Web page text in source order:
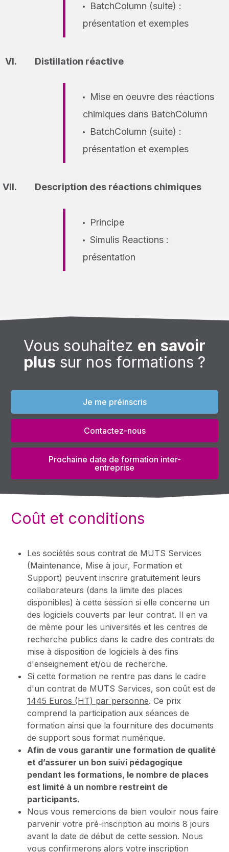
BatchColumn (suite) :
présentation et exemples
Distillation réactive
Mise en oeuvre des réactions
chimiques dans BatchColumn
BatchColumn (suite) :
présentation et exemples
Description des réactions chimiques
Principe
Simulis Reactions :
présentation
Vous souhaitez en savoir
plus sur nos formations ?
Je me préinscris
Contactez-nous
Prochaine date de formation inter-
entreprise
Coût et conditions
Les sociétés sous contrat de MUTS Services
(Maintenance, Mise à jour, Formation et
Support) peuvent inscrire gratuitement leurs
collaborateurs (dans la limite des places
disponibles) à cette session si elle concerne un
des logiciels couverts par leur contrat. Il en va
de même pour les universités et les centres de
recherche publics dans le cadre des contrats de
mise à disposition de logiciels à des fins
d'enseignement et/ou de recherche.
Si cette formation ne rentre pas dans le cadre
d'un contrat de MUTS Services, son coût est de
1445 Euros (HT) par personne. Ce prix
comprend la participation aux séances de
formation ainsi que la fourniture des documents
de support sous format numérique.
Afin de vous garantir une formation de qualité
et d’assurer un bon suivi pédagogique
pendant les formations, le nombre de places
est limité à un nombre restreint de
participants.
Nous vous remercions de bien vouloir nous faire
parvenir votre pré-inscription au moins 8 jours
avant la date de début de cette session. Nous
vous confirmerons alors votre inscription